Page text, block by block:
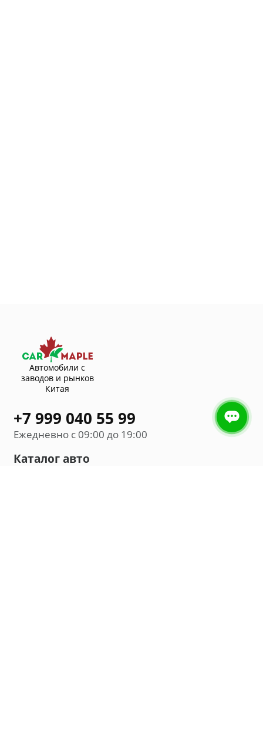
Автомобили с
заводов и рынков
Китая
+7 999 040 55 99
Ежедневно с 09:00 до 19:00
Каталог авто